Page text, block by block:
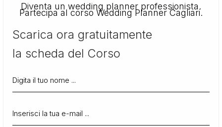
Diventa un wedding planner professionista.
Partecipa al corso Wedding Planner Cagliari.
Scarica ora gratuitamente
la scheda del Corso